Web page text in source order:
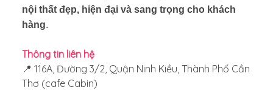
nội thất đẹp, hiện đại và sang trọng cho khách
hàng.
Thông tin liên hệ
📍 116A, Đường 3/2, Quận Ninh Kiều, Thành Phố Cần
Thơ (cafe Cabin)